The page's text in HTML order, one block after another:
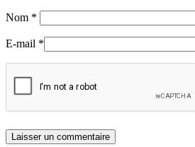
Nom *
E-mail *